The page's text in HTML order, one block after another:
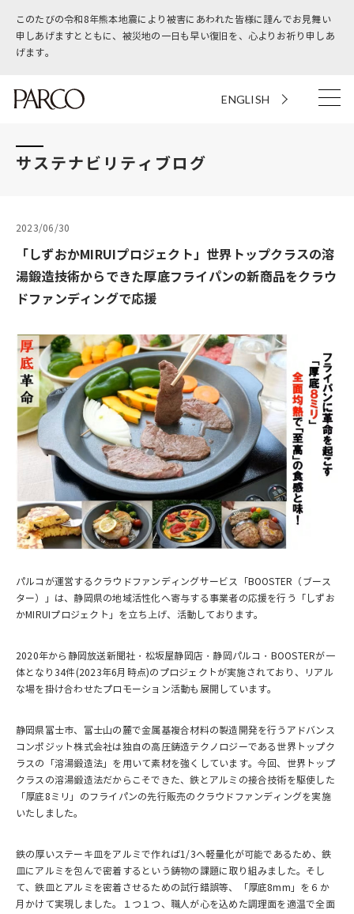
このたびの令和8年熊本地震により被害にあわれた皆様に謹んでお見舞い
申しあげますとともに、被災地の一日も早い復旧を、心よりお祈り申しあ
げます。
ENGLISH
サステナビリティブログ
2023/06/30
「しずおかMIRUIプロジェクト」世界トップクラスの溶
湯鍛造技術からできた厚底フライパンの新商品をクラウ
ドファンディングで応援
パルコが運営するクラウドファンディングサービス「BOOSTER（ブース
ター）」は、静岡県の地域活性化へ寄与する事業者の応援を行う「しずお
かMIRUIプロジェクト」を立ち上げ、活動しております。
2020年から静岡放送新聞社・松坂屋静岡店・静岡パルコ・BOOSTERが一
体となり34件(2023年6月時点)のプロジェクトが実施されており、リアル
な場を掛け合わせたプロモーション活動も展開しています。
静岡県富士市、富士山の麓で金属基複合材料の製造開発を行うアドバンス
コンポジット株式会社は独自の高圧鋳造テクノロジーである世界トップク
ラスの「溶湯鍛造法」を用いて素材を強くしています。今回、世界トップ
クラスの溶湯鍛造法だからこそできた、鉄とアルミの接合技術を駆使した
「厚底8ミリ」のフライパンの先行販売のクラウドファンディングを実施
いたしました。
鉄の厚いステーキ皿をアルミで作れば1/3へ軽量化が可能であるため、鉄
皿にアルミを包んで密着するという鋳物の課題に取り組みました。そし
て、鉄皿とアルミを密着させるための試行錯誤等、「厚底8mm」を６か
月かけて実現しました。１つ１つ、職人が心を込めた調理面を適温で全面